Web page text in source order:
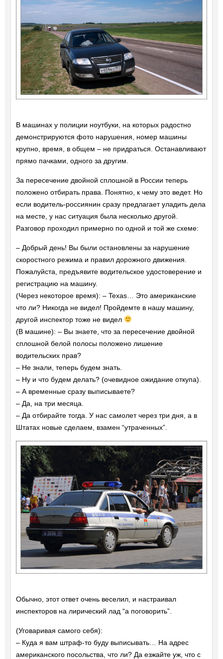
В машинах у полиции ноутбуки, на которых радостно
демонстрируются фото нарушения, номер машины
крупно, время, в общем – не придраться. Останавливают
прямо пачками, одного за другим.
За пересечение двойной сплошной в России теперь
положено отбирать права. Понятно, к чему это ведет. Но
если водитель-россиянин сразу предлагает уладить дела
на месте, у нас ситуация была несколько другой.
Разговор проходил примерно по одной и той же схеме:
– Добрый день! Вы были остановлены за нарушение
скоростного режима и правил дорожного движения.
Пожалуйста, предъявите водительское удостоверение и
регистрацию на машину.
(Через некоторое время): – Texas… Это американские
что ли? Никогда не видел! Пройдемте в нашу машину,
другой инспектор тоже не видел
(В машине): – Вы знаете, что за пересечение двойной
сплошной белой полосы положено лишение
водительских прав?
– Не знали, теперь будем знать.
– Ну и что будем делать? (очевидное ожидание откупа).
– А временные сразу выписываете?
– Да, на три месяца.
– Да отбирайте тогда. У нас самолет через три дня, а в
Штатах новые сделаем, взамен “утраченных”.
Обычно, этот ответ очень веселил, и настраивал
инспекторов на лирический лад “а поговорить”.
(Уговаривая самого себя):
– Куда я вам штраф-то буду выписывать… На адрес
американского посольства, что ли? Да езжайте уж, что с